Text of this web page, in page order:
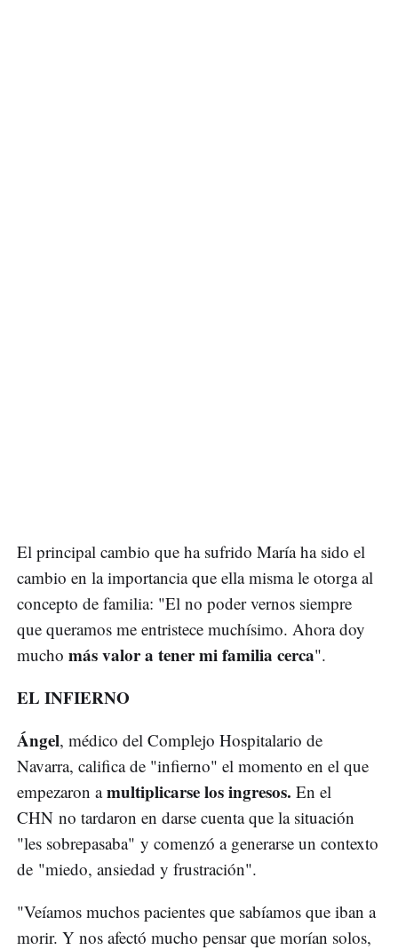
El principal cambio que ha sufrido María ha sido el
cambio en la importancia que ella misma le otorga al
concepto de familia: "El no poder vernos siempre
que queramos me entristece muchísimo. Ahora doy
mucho más valor a tener mi familia cerca".
EL INFIERNO
Ángel, médico del Complejo Hospitalario de
Navarra, califica de "infierno" el momento en el que
empezaron amultiplicarse los ingresos. En el
CHN no tardaron en darse cuenta que la situación
"les sobrepasaba" y comenzó a generarse un contexto
de "miedo, ansiedad y frustración".
"Veíamos muchos pacientes que sabíamos que iban a
morir. Y nos afectó mucho pensar que morían solos,